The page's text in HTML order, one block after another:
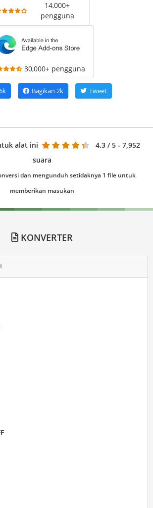
14,000+
pengguna
30,000+ pengguna
Bagikan 2k Tweet
alat ini 4.3 / 5 - 7,952
suara
dan mengunduh setidaknya 1 file untuk
memberikan masukan
KONVERTER